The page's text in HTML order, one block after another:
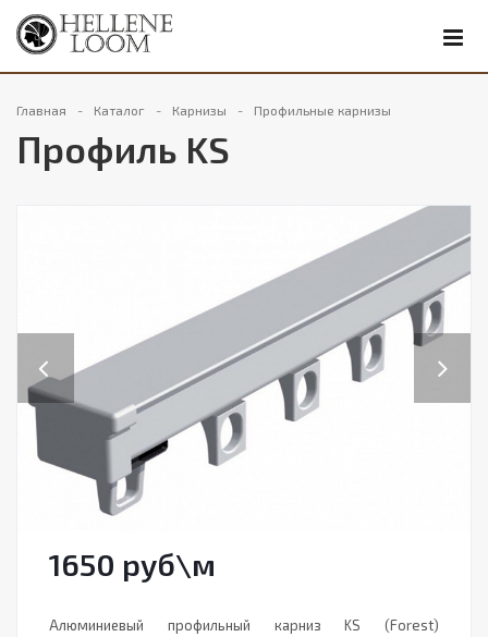
Главная Каталог Карнизы Профильные карнизы
Профиль KS
1650 руб\м
Алюминиевый профильный карниз KS (Forest)